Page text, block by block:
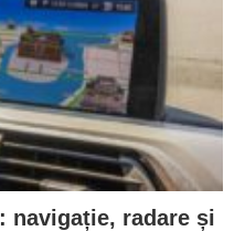
navigație, radare și